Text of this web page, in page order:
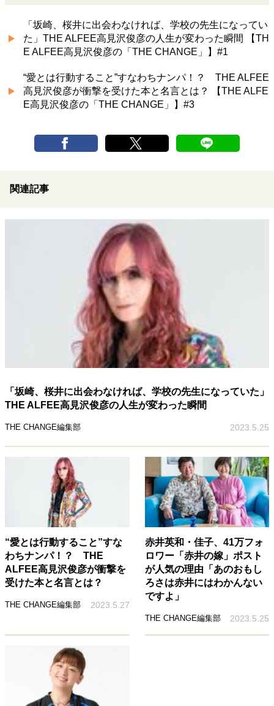
「坂崎、桜井に出会わなければ、学校の先生になってい
た」THE ALFEE高見沢俊彦の人生が変わった瞬間 【TH
E ALFEE高見沢俊彦の「THE CHANGE」】#1
“愛とは行動すること”すなわちナンパ！？ THE ALFEE
高見沢俊彦が衝撃を受けた本と名言とは？ 【THE ALFE
E高見沢俊彦の「THE CHANGE」】#3
関連記事
「坂崎、桜井に出会わなければ、学校の先生になっていた」
THE ALFEE高見沢俊彦の人生が変わった瞬間
THE CHANGE編集部 2023.5.25
“愛とは行動すること”すな
わちナンパ！？ THE
ALFEE高見沢俊彦が衝撃を
受けた本と名言とは？
THE CHANGE編集部 2023.5.27
赤井英和・佳子、41万フォ
ロワー「赤井の嫁」ポスト
が人気の理由「あのおもし
ろさは赤井にはわかんない
ですよ」
THE CHANGE編集部 2023.5.25